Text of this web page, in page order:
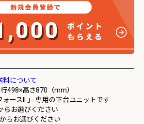
について
498×高さ870（mm）
ースll 」 専用の下台ユニットです
らお選びください
らお選びください